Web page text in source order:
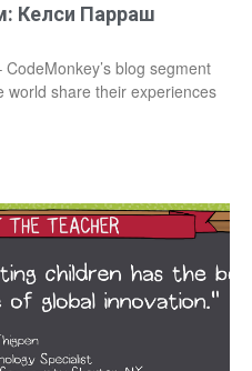
Келси Парраш
blog segment
world share their experiences